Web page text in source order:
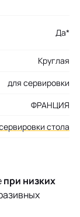
Да*
Круглая
для сервировки
ФРАНЦИЯ
стола
при низких